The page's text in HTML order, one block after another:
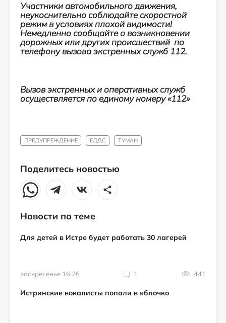
Участники автомобильного движения,
неукоснительно соблюдайте скоростной
режим в условиях плохой видимости!
Немедленно сообщайте о возникновении
дорожных или других происшествий по
телефону вызова экстренных служб 112.
Вызов экстренных и оперативных служб
осуществляется по единому номеру «112»
ПРЕДУПРЕЖДЕНИЕ ЕДДС ТУМАН
Поделитесь новостью
Новости по теме
Для детей в Истре будет работать 30 лагерей
воскресенье 16:26 1 441
Истринские вокалисты попали в яблочко